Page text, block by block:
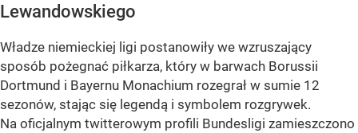
Lewandowskiego
Władze niemieckiej ligi postanowiły we wzruszający
sposób pożegnać piłkarza, który w barwach Borussii
Dortmund i Bayernu Monachium rozegrał w sumie 12
sezonów, stając się legendą i symbolem rozgrywek.
Na oficjalnym twitterowym profili Bundesligi zamieszczono